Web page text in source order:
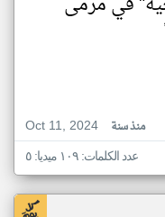
Oct 11, 2024
منذ سنة
عدد الكلمات: ١٠٩ ميديا: ٥